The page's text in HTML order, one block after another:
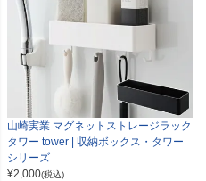
山崎実業 マグネットストレージラック
タワー tower | 収納ボックス・タワー
シリーズ
¥2,000(税込)